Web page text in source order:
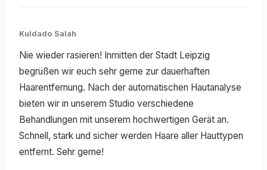
Kuldado Salah
Nie wieder rasieren! Inmitten der Stadt Leipzig
begrüßen wir euch sehr gerne zur dauerhaften
Haarentfernung. Nach der automatischen Hautanalyse
bieten wir in unserem Studio verschiedene
Behandlungen mit unserem hochwertigen Gerät an.
Schnell, stark und sicher werden Haare aller Hauttypen
entfernt. Sehr gerne!